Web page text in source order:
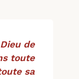
de
toute
sa